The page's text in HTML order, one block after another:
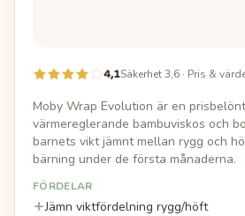
4,1Säkerhet 3,6 · Pris &
Moby Wrap Evolution är en
värmereglerande bambuviskos och
barnets vikt jämnt mellan rygg och
bärning under de första månaderna.
FÖRDELAR
Jämn viktfördelning rygg/höft